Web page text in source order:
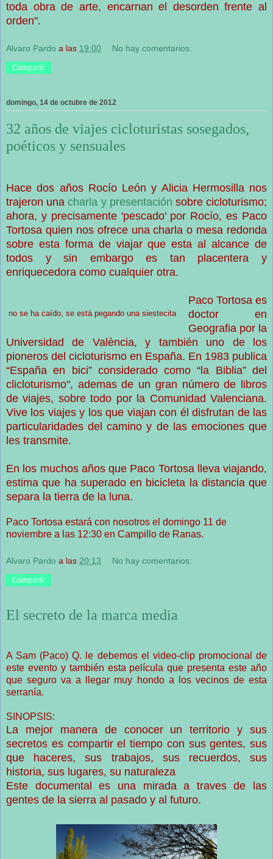
toda obra de arte, encarnan el desorden frente al
orden".
Alvaro Pardo a las 19:00 No hay comentarios:
Compartir
domingo, 14 de octubre de 2012
32 años de viajes cicloturistas sosegados,
poéticos y sensuales
Hace dos años Rocío León y Alicia Hermosilla nos
trajeron una charla y presentación sobre cicloturismo;
ahora, y precisamente 'pescado' por Rocío, es Paco
Tortosa quien nos ofrece una charla o mesa redonda
sobre esta forma de viajar que esta al alcance de
todos y sin embargo es tan placentera y
enriquecedora como cualquier otra.
no se ha caído, se está pegando una siestecita
Paco Tortosa es
doctor en
Geografia por la
Universidad de València, y también uno de los
pioneros del cicloturismo en España. En 1983 publica
“España en bici” considerado como “la Biblia” del
clicloturismo", ademas de un gran número de libros
de viajes, sobre todo por la Comunidad Valenciana.
Vive los viajes y los que viajan con él disfrutan de las
particularidades del camino y de las emociones que
les transmite.
En los muchos años que Paco Tortosa lleva viajando,
estima que ha superado en bicicleta la distancia que
separa la tierra de la luna.
Paco Tortosa estará con nosotros el domingo 11 de
noviembre a las 12:30 en Campillo de Ranas.
Alvaro Pardo a las 20:13 No hay comentarios:
Compartir
El secreto de la marca media
A Sam (Paco) Q. le debemos el video-clip promocional de
este evento y también esta película que presenta este año
que seguro va a llegar muy hondo a los vecinos de esta
serranía.
SINOPSIS:
La mejor manera de conocer un territorio y sus
secretos es compartir el tiempo con sus gentes, sus
que haceres, sus trabajos, sus recuerdos, sus
historia, sus lugares, su naturaleza
Este documental es una mirada a traves de las
gentes de la sierra al pasado y al futuro.